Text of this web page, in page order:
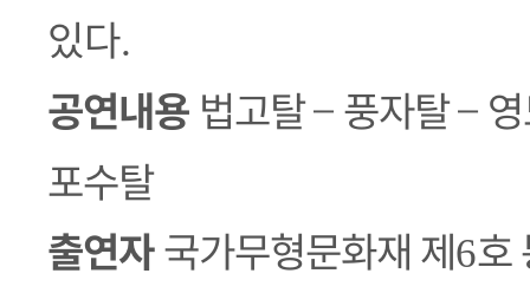
있다.
공연내용 법고탈–풍자탈–
포수탈
출연자국가무형문화재 제6호